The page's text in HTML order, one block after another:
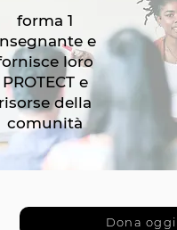
forma 1
e
loro
PROTECT e
risorse della
comunità
Dona oggi